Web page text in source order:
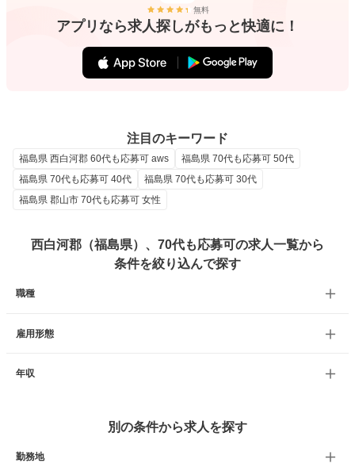
無料
アプリなら求人探しがもっと快適に！
注目のキーワード
福島県 西白河郡 60代も応募可 aws
福島県 70代も応募可 50代
福島県 70代も応募可 40代
福島県 70代も応募可 30代
福島県 郡山市 70代も応募可 女性
西白河郡（福島県）、70代も応募可の求人一覧から
条件を絞り込んで探す
職種
雇用形態
年収
別の条件から求人を探す
勤務地